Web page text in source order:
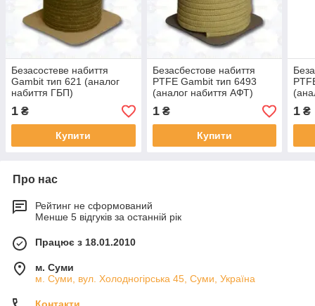
Безасостеве набиття
Gambit тип 621 (аналог
набиття ГБП)
1 ₴
Купити
Безасбестове набиття
PTFE Gambit тип 6493
(аналог набиття АФТ)
1₴
Купити
1 ₴
Про нас
Рейтинг не сформований
Менше 5 відгуків за останній рік
Працює з 18.01.2010
м. Суми
м. Суми, вул. Холодногірська 45, Суми, Україна